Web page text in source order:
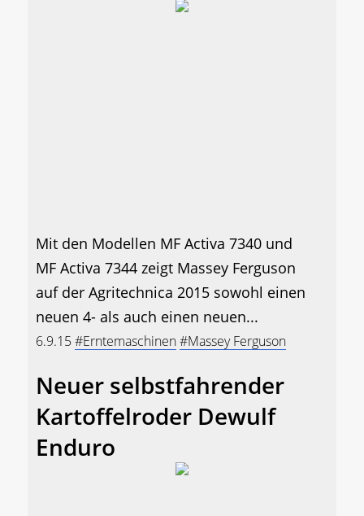
Mit den Modellen MF Activa 7340 und
MF Activa 7344 zeigt Massey Ferguson
auf der Agritechnica 2015 sowohl einen
neuen 4- als auch einen neuen...
6.9.15#Erntemaschinen#Massey Ferguson
Neuer selbstfahrender
Kartoffelroder Dewulf
Enduro